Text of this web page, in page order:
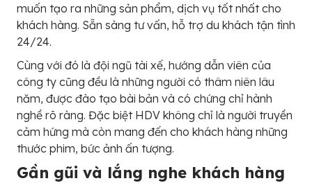
muốn tạo ra những sản phẩm, dịch vụ tốt nhất cho
khách hàng. Sẵn sàng tư vấn, hỗ trợ du khách tận tình
24/24.
Cùng với đó là đội ngũ tài xế, hướng dẫn viên của
công ty cũng đều là những người có thâm niên lâu
năm, được đào tạo bài bản và có chứng chỉ hành
nghề rõ ràng. Đặc biệt HDV không chỉ là người truyền
cảm hứng mà còn mang đến cho khách hàng những
thước phim, bức ảnh ấn tượng.
Gần gũi và lắng nghe khách hàng